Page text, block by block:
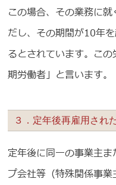
この場合、その業務に
だし、その期間が10年
るとされています。こ
期労働者」と言います。
３．定年後再雇用され
定年後に同一の事業主
プ会社等（特殊関係事